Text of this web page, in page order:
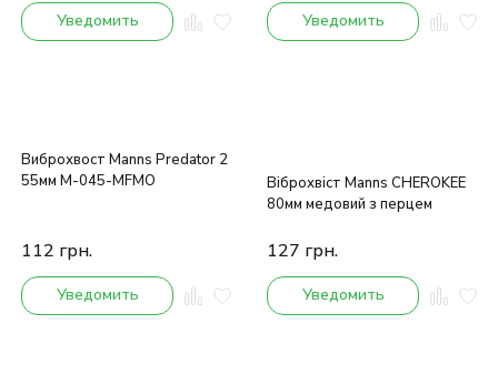
Уведомить Уведомить
Виброхвост Manns Predator 2
55мм M-045-MFMO
112 грн.
Уведомить
Віброхвіст Manns CHEROKEE
80мм медовий з перцем
127 грн.
Уведомить